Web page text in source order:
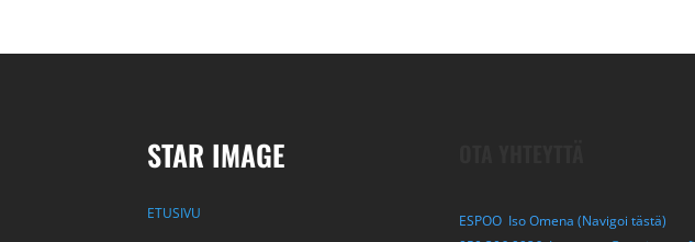
STAR IMAGE
ETUSIVU
ESPOO Iso Omena (Navigoi tästä)